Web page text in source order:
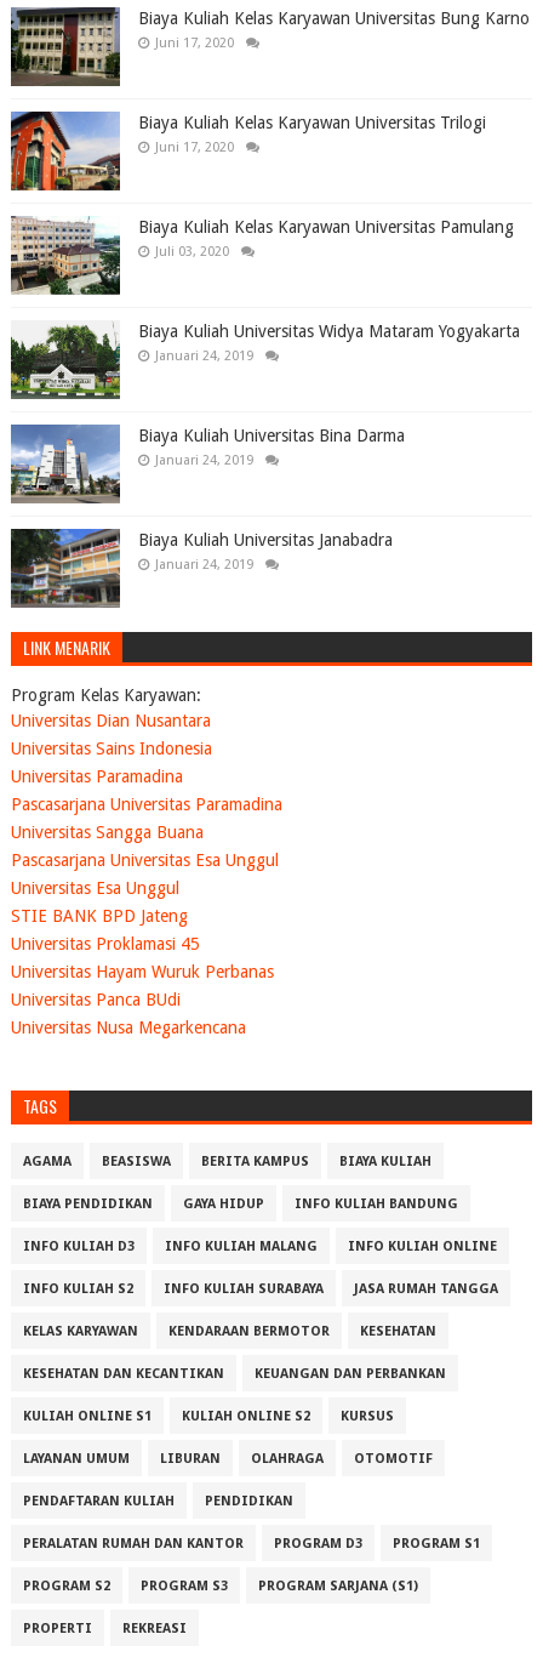
Biaya Kuliah Kelas Karyawan Universitas Bung Karno
Juni 17, 2020
Biaya Kuliah Kelas Karyawan Universitas Trilogi
Juni 17, 2020
Biaya Kuliah Kelas Karyawan Universitas Pamulang
Juli 03, 2020
Biaya Kuliah Universitas Widya Mataram Yogyakarta
Januari 24, 2019
Biaya Kuliah Universitas Bina Darma
Januari 24, 2019
Biaya Kuliah Universitas Janabadra
Januari 24, 2019
LINK MENARIK
Program Kelas Karyawan:
Universitas Dian Nusantara
Universitas Sains Indonesia
Universitas Paramadina
Pascasarjana Universitas Paramadina
Universitas Sangga Buana
Pascasarjana Universitas Esa Unggul
Universitas Esa Unggul
STIE BANK BPD Jateng
Universitas Proklamasi 45
Universitas Hayam Wuruk Perbanas
Universitas Panca BUdi
Universitas Nusa Megarkencana
TAGS
AGAMA BEASISWA BERITA KAMPUS BIAYA KULIAH
BIAYA PENDIDIKAN GAYA HIDUP INFO KULIAH BANDUNG
INFO KULIAH D3 INFO KULIAH MALANG INFO KULIAH ONLINE
INFO KULIAH S2 INFO KULIAH SURABAYA JASA RUMAH TANGGA
KELAS KARYAWAN KENDARAAN BERMOTOR KESEHATAN
KESEHATAN DAN KECANTIKAN KEUANGAN DAN PERBANKAN
KULIAH ONLINE S1 KULIAH ONLINE S2 KURSUS
LAYANAN UMUM LIBURAN OLAHRAGA OTOMOTIF
PENDAFTARAN KULIAH PENDIDIKAN
PERALATAN RUMAH DAN KANTOR PROGRAM D3 PROGRAM S1
PROGRAM S2 PROGRAM S3 PROGRAM SARJANA (S1)
PROPERTI REKREASI